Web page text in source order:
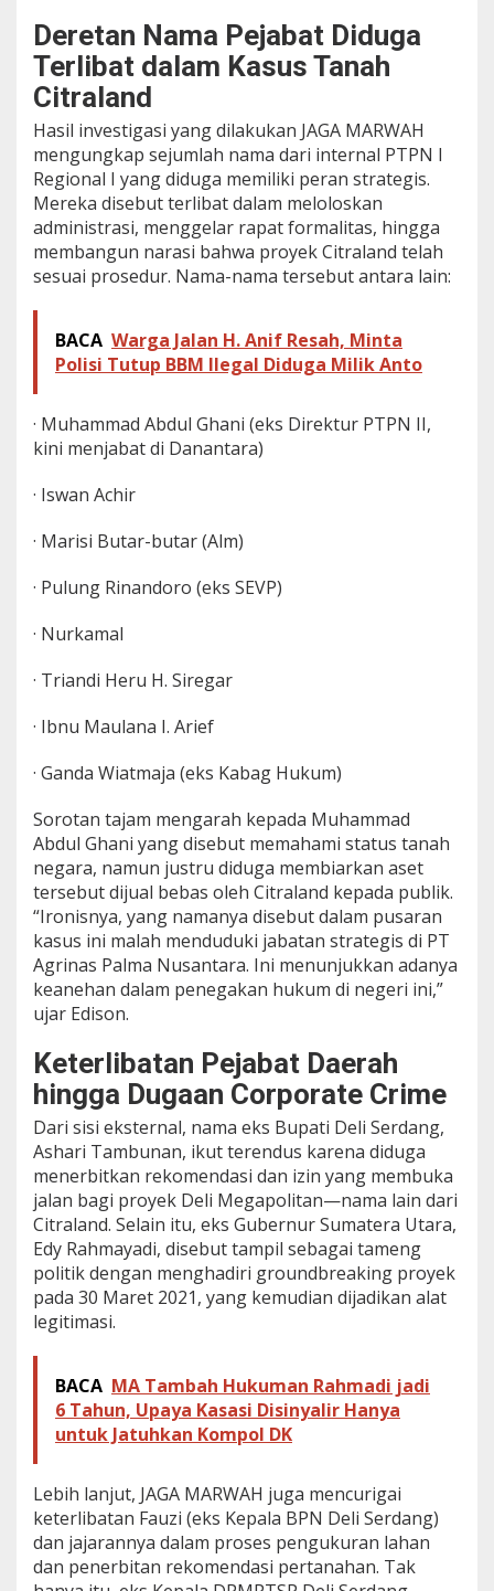
a
d
,
S
o
r
o
i
N
a
A
u
l
G
Deretan Nama Pejabat Diduga
Terlibat dalam Kasus Tanah
Citraland
Hasil investigasi yang dilakukan JAGA MARWAH
mengungkap sejumlah nama dari internal PTPN I
Regional I yang diduga memiliki peran strategis.
Mereka disebut terlibat dalam meloloskan
administrasi, menggelar rapat formalitas, hingga
membangun narasi bahwa proyek Citraland telah
sesuai prosedur. Nama-nama tersebut antara lain:
BACA Warga Jalan H. Anif Resah, Minta
Polisi Tutup BBM Ilegal Diduga Milik Anto
· Muhammad Abdul Ghani (eks Direktur PTPN II,
kini menjabat di Danantara)
· Iswan Achir
· Marisi Butar-butar (Alm)
· Pulung Rinandoro (eks SEVP)
· Nurkamal
· Triandi Heru H. Siregar
· Ibnu Maulana I. Arief
· Ganda Wiatmaja (eks Kabag Hukum)
Sorotan tajam mengarah kepada Muhammad
Abdul Ghani yang disebut memahami status tanah
negara, namun justru diduga membiarkan aset
tersebut dijual bebas oleh Citraland kepada publik.
“Ironisnya, yang namanya disebut dalam pusaran
kasus ini malah menduduki jabatan strategis di PT
Agrinas Palma Nusantara. Ini menunjukkan adanya
keanehan dalam penegakan hukum di negeri ini,”
ujar Edison.
Keterlibatan Pejabat Daerah
hingga Dugaan Corporate Crime
Dari sisi eksternal, nama eks Bupati Deli Serdang,
Ashari Tambunan, ikut terendus karena diduga
menerbitkan rekomendasi dan izin yang membuka
jalan bagi proyek Deli Megapolitan—nama lain dari
Citraland. Selain itu, eks Gubernur Sumatera Utara,
Edy Rahmayadi, disebut tampil sebagai tameng
politik dengan menghadiri groundbreaking proyek
pada 30 Maret 2021, yang kemudian dijadikan alat
legitimasi.
BACA MA Tambah Hukuman Rahmadi jadi
6 Tahun, Upaya Kasasi Disinyalir Hanya
untuk Jatuhkan Kompol DK
Lebih lanjut, JAGA MARWAH juga mencurigai
keterlibatan Fauzi (eks Kepala BPN Deli Serdang)
dan jajarannya dalam proses pengukuran lahan
dan penerbitan rekomendasi pertanahan. Tak